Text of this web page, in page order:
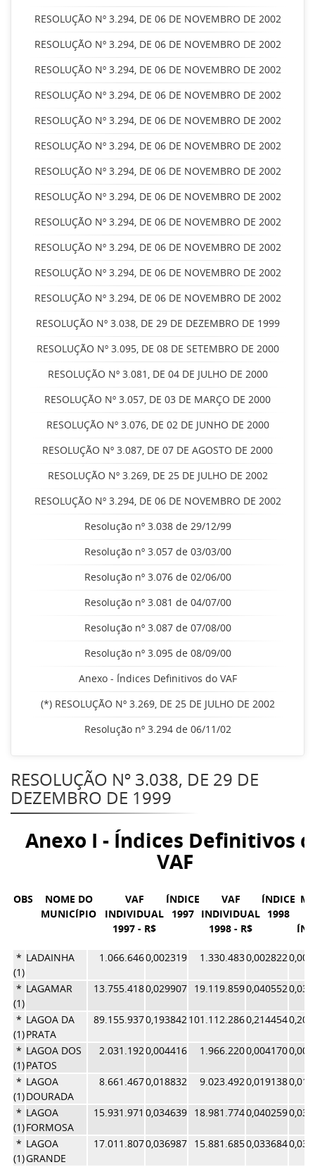
RESOLUÇÃO Nº 3.294, DE 06 DE NOVEMBRO DE 2002
RESOLUÇÃO Nº 3.294, DE 06 DE NOVEMBRO DE 2002
RESOLUÇÃO Nº 3.294, DE 06 DE NOVEMBRO DE 2002
RESOLUÇÃO Nº 3.294, DE 06 DE NOVEMBRO DE 2002
RESOLUÇÃO Nº 3.294, DE 06 DE NOVEMBRO DE 2002
RESOLUÇÃO Nº 3.294, DE 06 DE NOVEMBRO DE 2002
RESOLUÇÃO Nº 3.294, DE 06 DE NOVEMBRO DE 2002
RESOLUÇÃO Nº 3.294, DE 06 DE NOVEMBRO DE 2002
RESOLUÇÃO Nº 3.294, DE 06 DE NOVEMBRO DE 2002
RESOLUÇÃO Nº 3.294, DE 06 DE NOVEMBRO DE 2002
RESOLUÇÃO Nº 3.294, DE 06 DE NOVEMBRO DE 2002
RESOLUÇÃO Nº 3.294, DE 06 DE NOVEMBRO DE 2002
RESOLUÇÃO Nº 3.038, DE 29 DE DEZEMBRO DE 1999
RESOLUÇÃO Nº 3.095, DE 08 DE SETEMBRO DE 2000
RESOLUÇÃO Nº 3.081, DE 04 DE JULHO DE 2000
RESOLUÇÃO Nº 3.057, DE 03 DE MARÇO DE 2000
RESOLUÇÃO Nº 3.076, DE 02 DE JUNHO DE 2000
RESOLUÇÃO Nº 3.087, DE 07 DE AGOSTO DE 2000
RESOLUÇÃO Nº 3.269, DE 25 DE JULHO DE 2002
RESOLUÇÃO Nº 3.294, DE 06 DE NOVEMBRO DE 2002
Resolução nº 3.038 de 29/12/99
Resolução nº 3.057 de 03/03/00
Resolução nº 3.076 de 02/06/00
Resolução nº 3.081 de 04/07/00
Resolução nº 3.087 de 07/08/00
Resolução nº 3.095 de 08/09/00
Anexo - Índices Definitivos do VAF
(*) RESOLUÇÃO Nº 3.269, DE 25 DE JULHO DE 2002
Resolução nº 3.294 de 06/11/02
RESOLUÇÃO Nº 3.038, DE 29 DE
DEZEMBRO DE 1999
Anexo I - Índices Definitivos
VAF
OBS
NOME DO
MUNICÍPIO
VAF
INDIVIDUAL
1997 - R$
ÍNDICE
1997
VAF
INDIVIDUAL
1998 - R$
ÍNDICE
1998
*
(1)
LADAINHA 1.066.6460,002319 1.330.4830,002822
*
(1)
LAGAMAR 13.755.4180,029907 19.119.8590,040552
*
(1)
LAGOA DA
PRATA
89.155.9370,193842101.112.2860,214454
*
(1)
LAGOA DOS
PATOS
2.031.1920,004416 1.966.2200,004170
*
(1)
LAGOA
DOURADA
8.661.4670,018832 9.023.4920,019138
*
(1)
LAGOA
FORMOSA
15.931.971 0,034639 18.981.7740,040259
*
(1)
LAGOA
GRANDE
17.011.8070,036987 15.881.6850,033684